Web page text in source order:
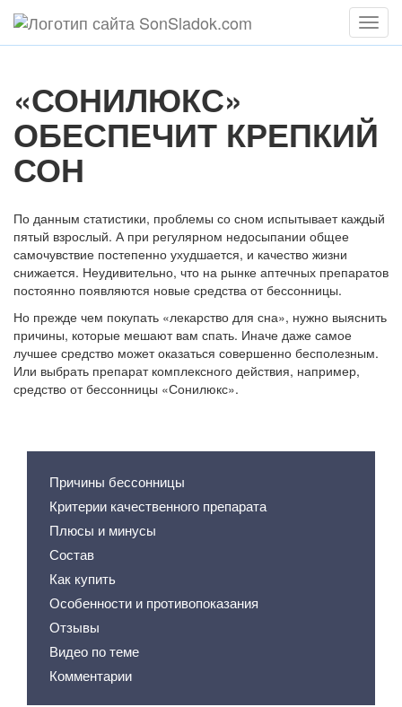
Меню
«СОНИЛЮКС»
ОБЕСПЕЧИТ КРЕПКИЙ
СОН
По данным статистики, проблемы со сном испытывает каждый
пятый взрослый. А при регулярном недосыпании общее
самочувствие постепенно ухудшается, и качество жизни
снижается. Неудивительно, что на рынке аптечных препаратов
постоянно появляются новые средства от бессонницы.
Но прежде чем покупать «лекарство для сна», нужно выяснить
причины, которые мешают вам спать. Иначе даже самое
лучшее средство может оказаться совершенно бесполезным.
Или выбрать препарат комплексного действия, например,
средство от бессонницы «Сонилюкс».
Причины бессонницы
Критерии качественного препарата
Плюсы и минусы
Состав
Как купить
Особенности и противопоказания
Отзывы
Видео по теме
Комментарии